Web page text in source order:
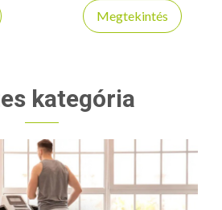
tartós, és hatékony
izomlazítást biztosít.
Megtekintés
kategória